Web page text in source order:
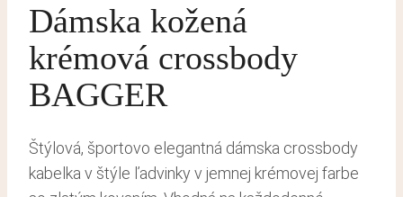
Dámska kožená
krémová crossbody
BAGGER
Štýlová, športovo elegantná dámska crossbody
kabelka v štýle ľadvinky v jemnej krémovej farbe